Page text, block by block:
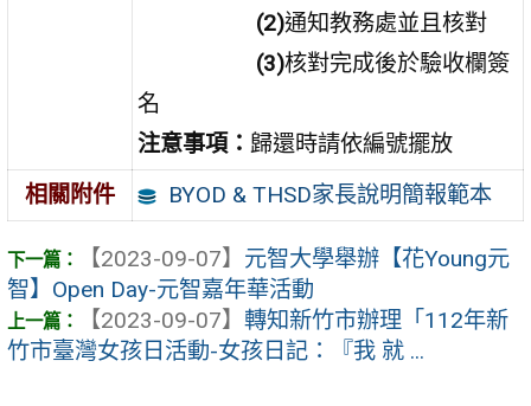
(2)通知教務處並且核對
(3)核對完成後於驗收欄簽
名
注意事項：歸還時請依編號擺放
相關附件
BYOD & THSD家長說明簡報範本
【2023-09-07】 元智大學舉辦【花Young元
智】Open Day-元智嘉年華活動
【2023-09-07】 轉知新竹市辦理「112年新
竹市臺灣女孩日活動-女孩日記：『我 就 ...